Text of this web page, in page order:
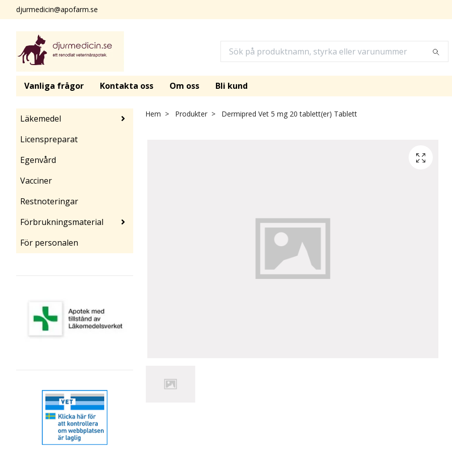
djurmedicin@apofarm.se
Vanliga frågor Kontakta oss Om oss Bli kund
Läkemedel
Licenspreparat
Egenvård
Vacciner
Restnoteringar
Förbrukningsmaterial
För personalen
Hem Produkter Dermipred Vet 5 mg 20 tablett(er) Tablett